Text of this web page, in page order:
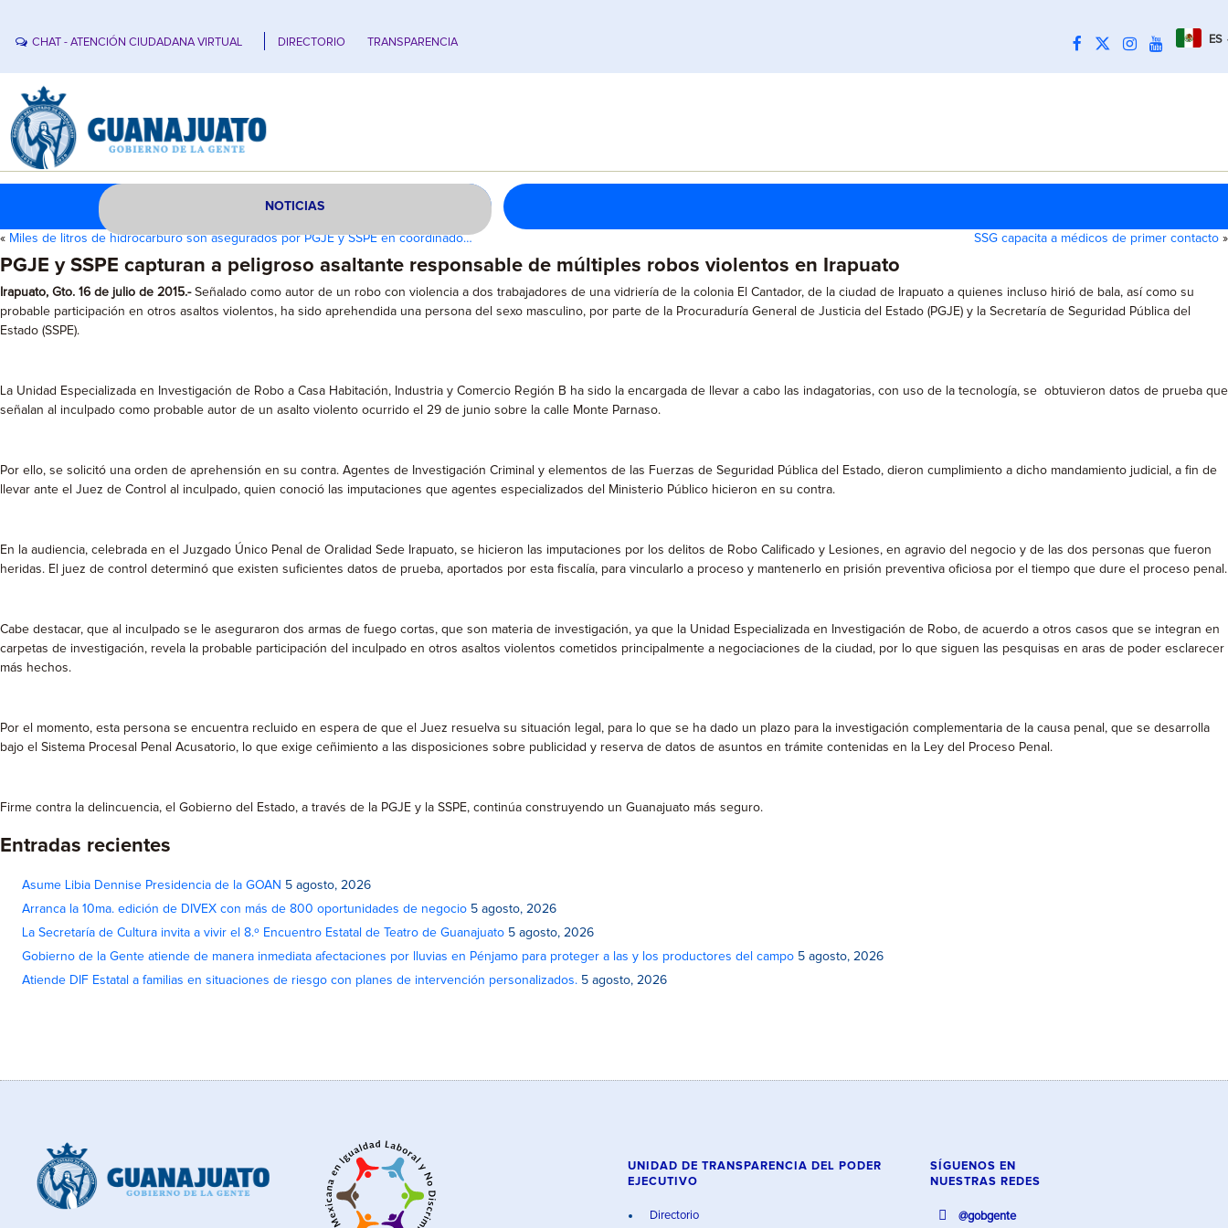
CHAT - ATENCIÓN CIUDADANA VIRTUAL DIRECTORIO TRANSPARENCIA ES
NOTICIAS
« Miles de litros de hidrocarburo son asegurados por PGJE y SSPE en coordinado… SSG capacita a médicos de primer contacto »
PGJE y SSPE capturan a peligroso asaltante responsable de múltiples robos violentos en Irapuato
Irapuato, Gto. 16 de julio de 2015.-Señalado como autor de un robo con violencia a dos trabajadores de una vidriería de la colonia El Cantador, de la ciudad de Irapuato a quienes incluso hirió de bala, así como su
probable participación en otros asaltos violentos, ha sido aprehendida una persona del sexo masculino, por parte de la Procuraduría General de Justicia del Estado (PGJE) y la Secretaría de Seguridad Pública del
Estado (SSPE).
La Unidad Especializada en Investigación de Robo a Casa Habitación, Industria y Comercio Región B ha sido la encargada de llevar a cabo las indagatorias, con uso de la tecnología, se obtuvieron datos de prueba que
señalan al inculpado como probable autor de un asalto violento ocurrido el 29 de junio sobre la calle Monte Parnaso.
Por ello, se solicitó una orden de aprehensión en su contra. Agentes de Investigación Criminal y elementos de las Fuerzas de Seguridad Pública del Estado, dieron cumplimiento a dicho mandamiento judicial, a fin de
llevar ante el Juez de Control al inculpado, quien conoció las imputaciones que agentes especializados del Ministerio Público hicieron en su contra.
En la audiencia, celebrada en el Juzgado Único Penal de Oralidad Sede Irapuato, se hicieron las imputaciones por los delitos de Robo Calificado y Lesiones, en agravio del negocio y de las dos personas que fueron
heridas. El juez de control determinó que existen suficientes datos de prueba, aportados por esta fiscalía, para vincularlo a proceso y mantenerlo en prisión preventiva oficiosa por el tiempo que dure el proceso penal.
Cabe destacar, que al inculpado se le aseguraron dos armas de fuego cortas, que son materia de investigación, ya que la Unidad Especializada en Investigación de Robo, de acuerdo a otros casos que se integran en
carpetas de investigación, revela la probable participación del inculpado en otros asaltos violentos cometidos principalmente a negociaciones de la ciudad, por lo que siguen las pesquisas en aras de poder esclarecer
más hechos.
Por el momento, esta persona se encuentra recluido en espera de que el Juez resuelva su situación legal, para lo que se ha dado un plazo para la investigación complementaria de la causa penal, que se desarrolla
bajo el Sistema Procesal Penal Acusatorio, lo que exige ceñimiento a las disposiciones sobre publicidad y reserva de datos de asuntos en trámite contenidas en la Ley del Proceso Penal.
Firme contra la delincuencia, el Gobierno del Estado, a través de la PGJE y la SSPE, continúa construyendo un Guanajuato más seguro.
Entradas recientes
Asume Libia Dennise Presidencia de la GOAN 5 agosto, 2026
Arranca la 10ma. edición de DIVEX con más de 800 oportunidades de negocio 5 agosto, 2026
La Secretaría de Cultura invita a vivir el 8.º Encuentro Estatal de Teatro de Guanajuato 5 agosto, 2026
Gobierno de la Gente atiende de manera inmediata afectaciones por lluvias en Pénjamo para proteger a las y los productores del campo 5 agosto, 2026
Atiende DIF Estatal a familias en situaciones de riesgo con planes de intervención personalizados. 5 agosto, 2026
UNIDAD DE TRANSPARENCIA DEL PODER
EJECUTIVO
Directorio
SÍGUENOS EN
NUESTRAS REDES
@gobgente